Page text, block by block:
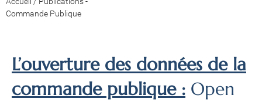
Commande Publique
L’ouverture des données de la
commande publique : Open